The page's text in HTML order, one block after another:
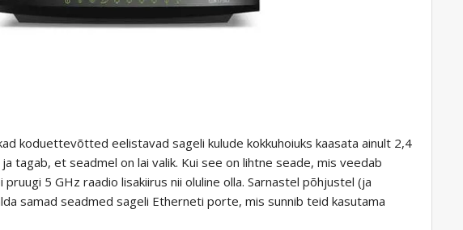
koduettevõtted eelistavad sageli kulude kokkuhoiuks kaasata ainult 2,4
tagab, et seadmel on lai valik. Kui see on lihtne seade, mis veedab
5 GHz raadio lisakiirus nii oluline olla. Sarnastel põhjustel (ja
samad seadmed sageli Etherneti porte, mis sunnib teid kasutama